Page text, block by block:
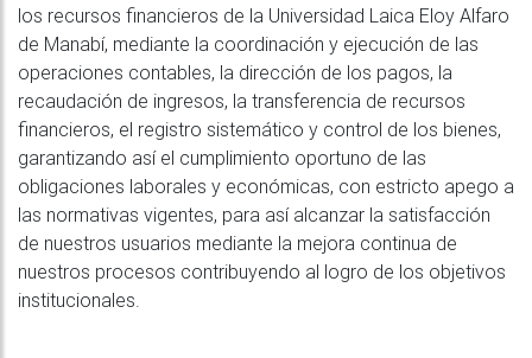
los recursos financieros de la Universidad Laica Eloy Alfaro
de Manabí, mediante la coordinación y ejecución de las
operaciones contables, la dirección de los pagos, la
recaudación de ingresos, la transferencia de recursos
financieros, el registro sistemático y control de los bienes,
garantizando así el cumplimiento oportuno de las
obligaciones laborales y económicas, con estricto apego a
las normativas vigentes, para así alcanzar la satisfacción
de nuestros usuarios mediante la mejora continua de
nuestros procesos contribuyendo al logro de los objetivos
institucionales.